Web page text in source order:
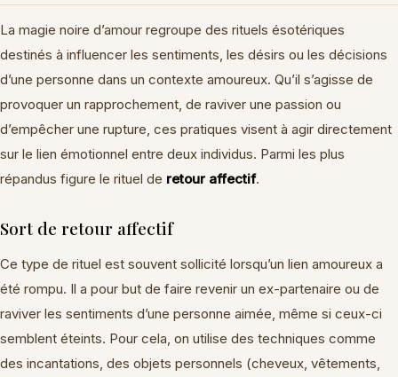
La magie noire d’amour regroupe des rituels ésotériques
destinés à influencer les sentiments, les désirs ou les décisions
d’une personne dans un contexte amoureux. Qu’il s’agisse de
provoquer un rapprochement, de raviver une passion ou
d’empêcher une rupture, ces pratiques visent à agir directement
sur le lien émotionnel entre deux individus. Parmi les plus
répandus figure le rituel de retour affectif.
Sort de retour affectif
Ce type de rituel est souvent sollicité lorsqu’un lien amoureux a
été rompu. Il a pour but de faire revenir un ex-partenaire ou de
raviver les sentiments d’une personne aimée, même si ceux-ci
semblent éteints. Pour cela, on utilise des techniques comme
des incantations, des objets personnels (cheveux, vêtements,